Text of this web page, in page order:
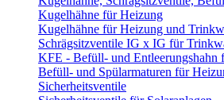
Kugelhähne für Heizung
Kugelhähne für Heizung und
Schrägsitzventile IG x IG für
KFE - Befüll- und Entleerungshahn
Befüll- und Spülarmaturen für
Sicherheitsventile